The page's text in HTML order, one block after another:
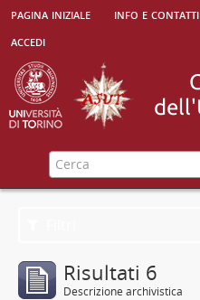
pagina iniziale info e contatti
accedi
Risultati 6
Descrizione archivistica